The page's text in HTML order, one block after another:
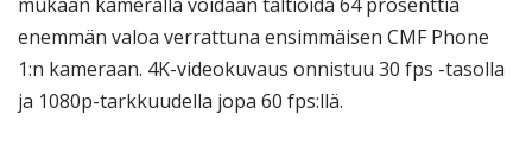
enemmän valoa verrattuna ensimmäisen CMF Phone
1:n kameraan. 4K-videokuvaus onnistuu 30 fps -tasolla
ja 1080p-tarkkuudella jopa 60 fps:llä.